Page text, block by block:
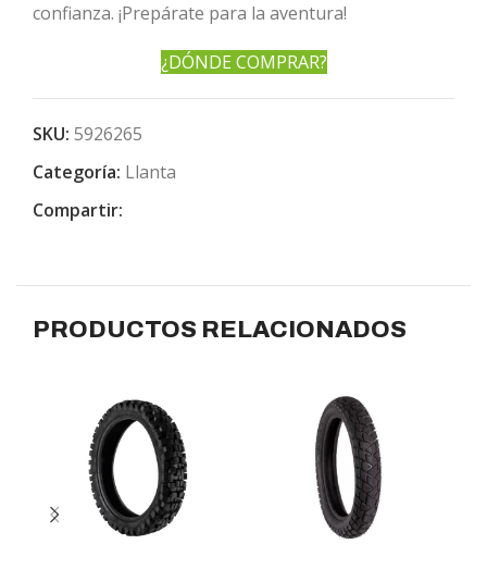
confianza. ¡Prepárate para la aventura!
¿DÓNDE COMPRAR?
SKU: 5926265
Categoría: Llanta
Compartir:
PRODUCTOS RELACIONADOS